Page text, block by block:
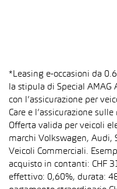
*Leasing e-occasioni da
la stipula di Special AMAG
con l’assicurazione per
Care e l’assicurazione
Offerta valida per veicoli
marchi Volkswagen, Audi,
Veicoli Commerciali.
acquisto in contanti: CHF
effettivo: 0,60%, durata: